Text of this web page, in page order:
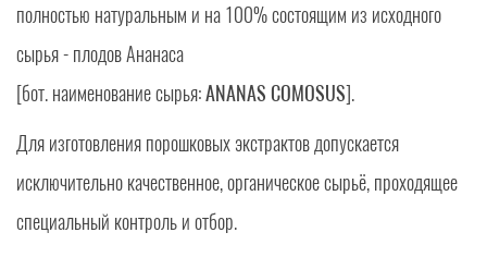
полностью натуральным и на 100% состоящим из исходного
сырья - плодов Ананаса
[бот. наименование сырья:ANANAS COMOSUS].
Для изготовления порошковых экстрактов допускается
исключительно качественное, органическое сырьё, проходящее
специальный контроль и отбор.